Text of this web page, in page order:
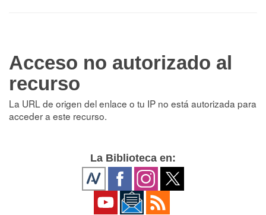
Acceso no autorizado al
recurso
La URL de origen del enlace o tu IP no está autorizada para
acceder a este recurso.
La Biblioteca en: